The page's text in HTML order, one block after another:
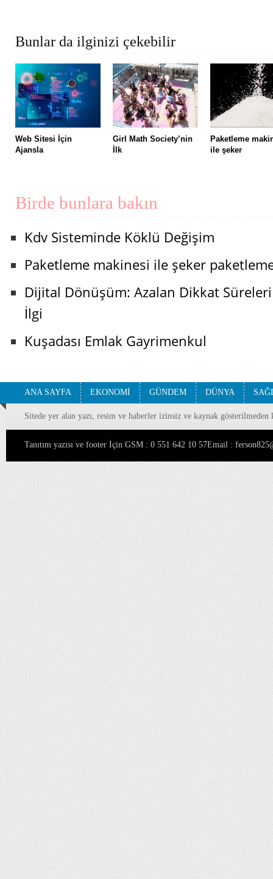
Bunlar da ilginizi çekebilir
Web Sitesi İçin
Ajansla
Girl Math Society’nin
İlk
Paketleme
ile şeker
Birde bunlara bakın
Kdv Sisteminde Köklü Değişim
Paketleme makinesi ile şeker
Dijital Dönüşüm: Azalan Dikkat
İlgi
Kuşadası Emlak Gayrimenkul
ANA SAYFA EKONOMİ GÜNDEM DÜNYA
Sitede yer alan yazı, resim ve haberler izinsiz ve kaynak gösterilmeden
Tanıtım yazısı ve footer İçin GSM : 0 551 642 10 57Email :